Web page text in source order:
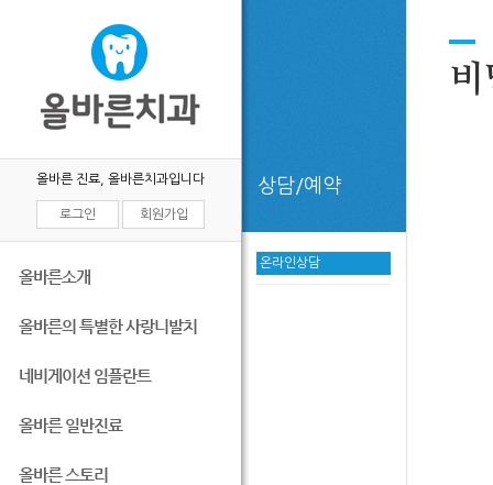
올바른 진료, 올바른치과입니다
로그인 회원가입
올바른소개
올바른의 특별한 사랑니발치
네비게이션 임플란트
올바른 일반진료
올바른 스토리
상담/예약
온라인상담
비